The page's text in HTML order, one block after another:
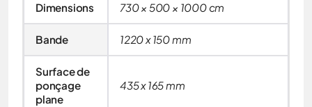
Dimensions 730 × 500 × 1000 cm
Bande 1220 x 150 mm
Surface de
ponçage
plane
435 x 165 mm